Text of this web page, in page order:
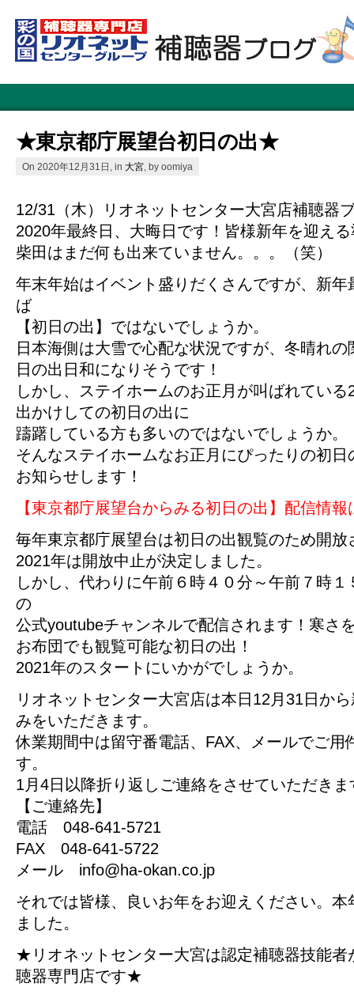
★東京都庁展望台初日の出★
On 2020年12月31日, in 大宮 , by oomiya
12/31（木）リオネットセンター大宮店補聴器
2020年最終日、大晦日です！皆様新年を迎え
柴田はまだ何も出来ていません。。。（笑）
年末年始はイベント盛りだくさんですが、新
ば
【初日の出】ではないでしょうか。
日本海側は大雪で心配な状況ですが、冬晴れ
日の出日和になりそうです！
しかし、ステイホームのお正月が叫ばれてい
出かけしての初日の出に
躊躇している方も多いのではないでしょうか。
そんなステイホームなお正月にぴったりの初
お知らせします！
【東京都庁展望台からみる初日の出】配信情
毎年東京都庁展望台は初日の出観覧のため開
2021年は開放中止が決定しました。
しかし、代わりに午前６時４０分～午前７時
の
公式youtubeチャンネルで配信されます！寒さ
お布団でも観覧可能な初日の出！
2021年のスタートにいかがでしょうか。
リオネットセンター大宮店は本日12月31日か
みをいただきます。
休業期間中は留守番電話、FAX、メールでご用
す。
1月4日以降折り返しご連絡をさせていただきま
【ご連絡先】
電話 048-641-5721
FAX 048-641-5722
メール info@ha-okan.co.jp
それでは皆様、良いお年をお迎えください。
ました。
★リオネットセンター大宮は認定補聴器技能者
聴器専門店です★